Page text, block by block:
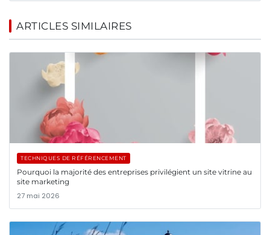
ARTICLES SIMILAIRES
TECHNIQUES DE RÉFÉRENCEMENT
Pourquoi la majorité des entreprises privilégient un site vitrine au
site marketing
27 mai 2026